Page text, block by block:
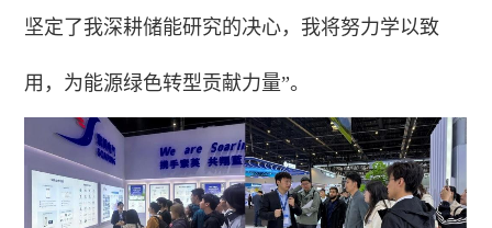
坚定了我深耕储能研究的决心，我将努力学以致
用，为能源绿色转型贡献力量”。